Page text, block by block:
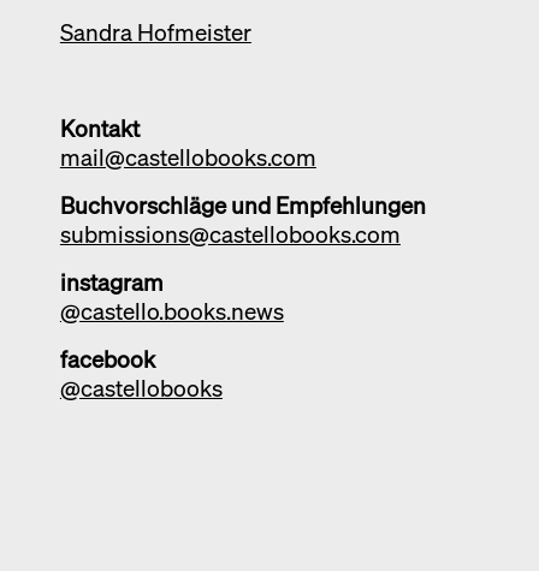
Sandra Hofmeister
Kontakt
mail@castellobooks.com
Buchvorschläge und Empfehlungen
submissions@castellobooks.com
instagram
@castello.books.news
facebook
@castellobooks